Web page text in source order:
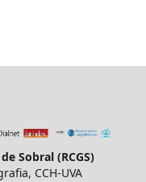
Sobral (RCGS)
CCH-UVA